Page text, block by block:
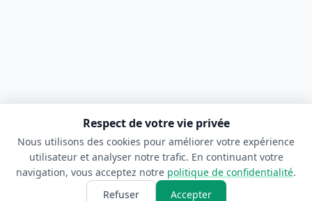
Respect de votre vie privée
Nous utilisons des cookies pour améliorer votre expérience
utilisateur et analyser notre trafic. En continuant votre
navigation, vous acceptez notre politique de confidentialité.
Refuser
Accepter